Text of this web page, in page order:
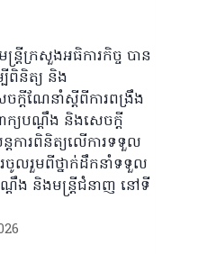
រ្តីក្រសួងអធិការកិច្ច បាន
ពិនិត្យ និង
ចក្តីណែនាំស្តីពីការពង្រឹង
ក្យបណ្តឹង និងសេចក្ដី
តការពិនិត្យលើការទទួល
ចូលរួមពីថ្នាក់ដឹកនាំទទួល
ណ្ដឹង និងមន្រ្តីជំនាញ នៅទី